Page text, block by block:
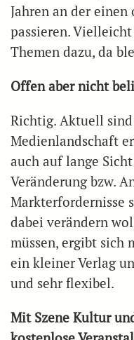
Jahren an der
passieren.
Themen dazu, da
Offen aber nicht
Richtig. Aktuell
Medienlandschaft
auch auf lange
Veränderung bzw.
Markterfordernisse
dabei verändern
müssen, ergibt sich
ein kleiner Verlag
und sehr flexibel.
Mit Szene Kultur